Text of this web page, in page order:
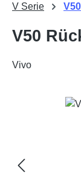
V Serie V50
V50
Vivo
Bildergalerie